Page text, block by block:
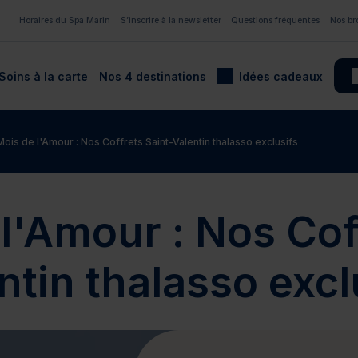
Horaires du Spa Marin S’inscrire à la newsletter Questions fréquentes Nos
Pornichet - Baie de La
à la carte
Journées Spa Minceur et diététique
Nos 4 destinations
Douarnenez
Thalasso Pays-de-la-Loire
Valdys Resort Pornichet -
Idées cadeaux
de l'Amour : Nos Coffrets Saint-Valentin thalasso exclusifs
: Nos
thalasso